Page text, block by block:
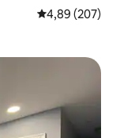
Prosječna
4,89 (207)